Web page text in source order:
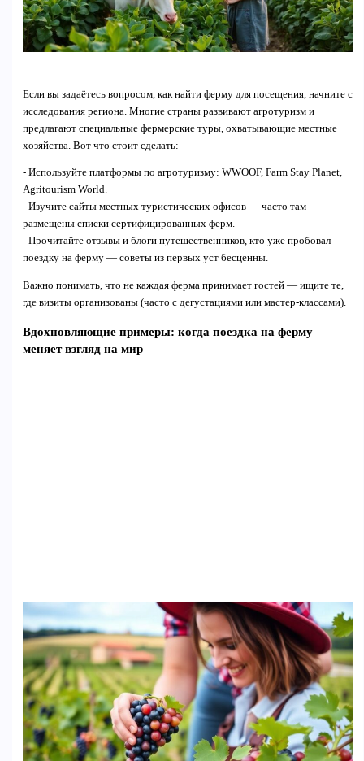
Если вы задаётесь вопросом, как найти ферму для посещения, начните с
исследования региона. Многие страны развивают агротуризм и
предлагают специальные фермерские туры, охватывающие местные
хозяйства. Вот что стоит сделать:
- Используйте платформы по агротуризму: WWOOF, Farm Stay Planet,
Agritourism World.
- Изучите сайты местных туристических офисов — часто там
размещены списки сертифицированных ферм.
- Прочитайте отзывы и блоги путешественников, кто уже пробовал
поездку на ферму — советы из первых уст бесценны.
Важно понимать, что не каждая ферма принимает гостей — ищите те,
где визиты организованы (часто с дегустациями или мастер-классами).
Вдохновляющие примеры: когда поездка на ферму
меняет взгляд на мир